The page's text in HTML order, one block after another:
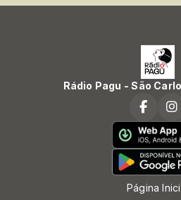
Rádio Pagu - São
Página